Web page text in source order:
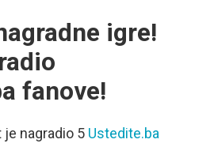
igre!
fanove!
nagradio 5 Ustedite.ba